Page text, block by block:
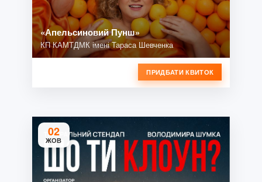
«Апельсиновий Пунш»
КП КАМТДМК імені Тараса Шевченка
ПРИДБАТИ КВИТОК
02
ЖОВ